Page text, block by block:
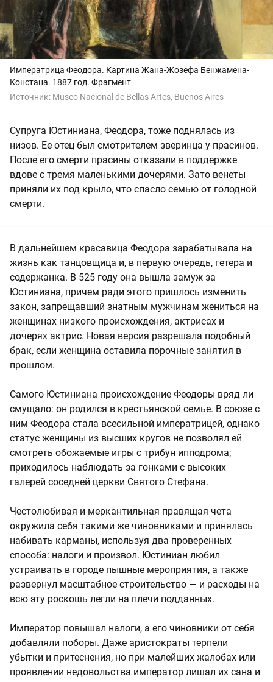
Императрица Феодора. Картина Жана-Жозефа Бенжамена-
Констана. 1887 год. Фрагмент
Источник: Museo Nacional de Bellas Artes, Buenos Aires
Супруга Юстиниана, Феодора, тоже поднялась из
низов. Ее отец был смотрителем зверинца у прасинов.
После его смерти прасины отказали в поддержке
вдове с тремя маленькими дочерями. Зато венеты
приняли их под крыло, что спасло семью от голодной
смерти.
В дальнейшем красавица Феодора зарабатывала на
жизнь как танцовщица и, в первую очередь, гетера и
содержанка. В 525 году она вышла замуж за
Юстиниана, причем ради этого пришлось изменить
закон, запрещавший знатным мужчинам жениться на
женщинах низкого происхождения, актрисах и
дочерях актрис. Новая версия разрешала подобный
брак, если женщина оставила порочные занятия в
прошлом.
Самого Юстиниана происхождение Феодоры вряд ли
смущало: он родился в крестьянской семье. В союзе с
ним Феодора стала всесильной императрицей, однако
статус женщины из высших кругов не позволял ей
смотреть обожаемые игры с трибун ипподрома;
приходилось наблюдать за гонками с высоких
галерей соседней церкви Святого Стефана.
Честолюбивая и меркантильная правящая чета
окружила себя такими же чиновниками и принялась
набивать карманы, используя два проверенных
способа: налоги и произвол. Юстиниан любил
устраивать в городе пышные мероприятия, а также
развернул масштабное строительство — и расходы на
всю эту роскошь легли на плечи подданных.
Император повышал налоги, а его чиновники от себя
добавляли поборы. Даже аристократы терпели
убытки и притеснения, но при малейших жалобах или
проявлении недовольства император лишал их сана и